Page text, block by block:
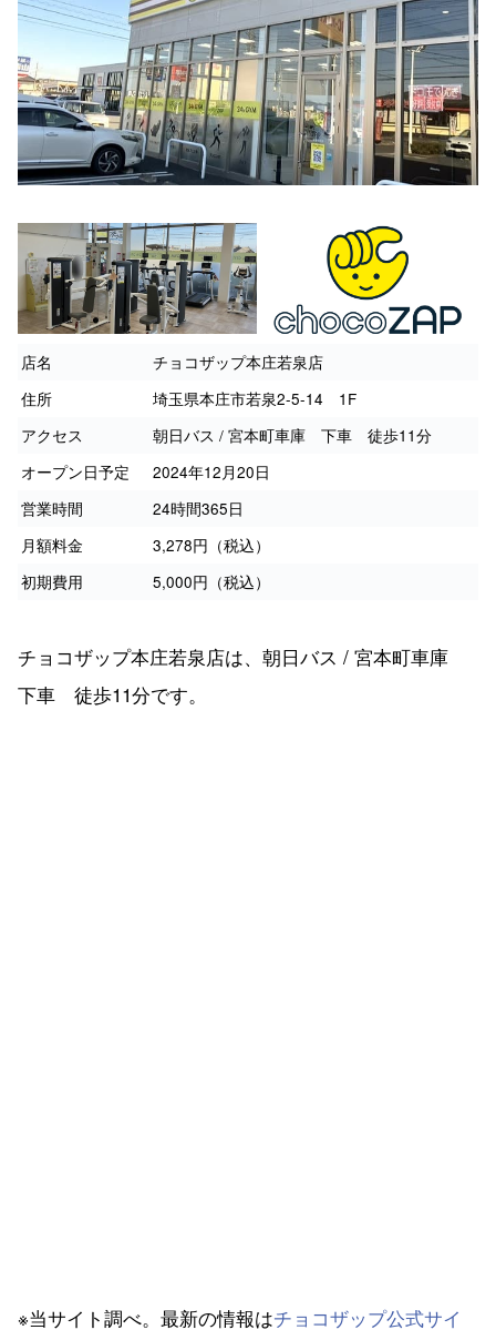
店名
チョコザップ本庄若泉店
住所
埼玉県本庄市若泉2-5-14 1F
アクセス
朝日バス / 宮本町車庫 下車 徒歩11分
オープン日予定
2024年12月20日
営業時間
24時間365日
月額料金
3,278円（税込）
初期費用
5,000円（税込）
チョコザップ本庄若泉店は、朝日バス / 宮本町車庫
下車 徒歩11分です。
※当サイト調べ。最新の情報はチョコザップ公式サイ